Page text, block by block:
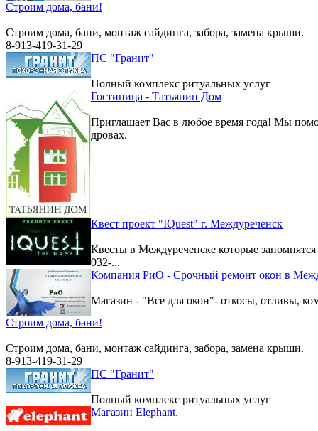
Строим дома, бани!
Строим дома, бани, монтаж сайдинга, забора, замена крыши.
8-913-419-31-29
ПС "Гранит"
Полный комплекс ритуальных услуг
Гостиница - Татьянин Дом
Приглашает Вас в любое время года! Мы
дровах.
Квест проект "IQuest" г. Междуреченск
Квесты в Междуреченске которые
032-...
Компания РиО - Срочный ремонт окон в
Магазин - "Все для окон"- откосы, отливы,
Строим дома, бани!
Строим дома, бани, монтаж сайдинга, забора, замена крыши.
8-913-419-31-29
ПС "Гранит"
Полный комплекс ритуальных услуг
Магазин Elephant.